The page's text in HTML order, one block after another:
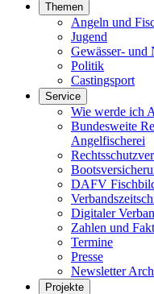
Themen
Angeln und
Jugend
Gewässer- und
Politik
Castingsport
Service
Wie werde ich
Bundesweite
Angelfischerei
DAFV
Digitaler
Zahlen und
Termine
Presse
Newsletter
Projekte